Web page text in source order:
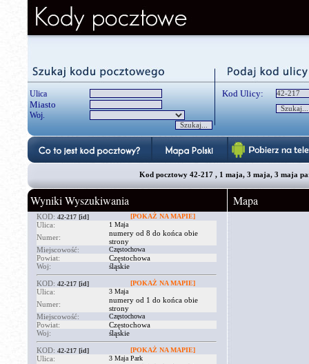
Ulica
Miasto
Woj.
Kod Ulicy:
Kod pocztowy 42-217 , 1 maja, 3 maja, 3 maja
Wyniki Wyszukiwania
KOD: 42-217 [id] [POKAŻ NA MAPIE]
Ulica: 1 Maja
Numer:
numery od 8 do końca obie
strony
Miejscowość:
Częstochowa
Powiat:
Częstochowa
Woj:
śląskie
KOD: 42-217 [id] [POKAŻ NA MAPIE]
Ulica: 3 Maja
Numer:
numery od 1 do końca obie
strony
Miejscowość:
Częstochowa
Powiat:
Częstochowa
Woj:
śląskie
KOD: 42-217 [id] [POKAŻ NA MAPIE]
Ulica: 3 Maja Park
Mapa